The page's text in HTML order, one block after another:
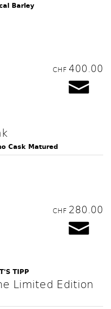
Barley
CHF 400.00
Cask Matured
CHF 280.00
TIPP
Limited Edition